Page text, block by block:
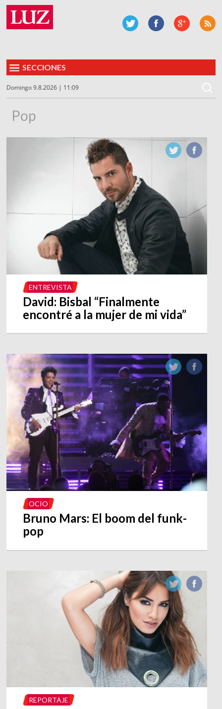
SECCIONES
Domingo 9.8.2026 | 11:09
Pop
ENTREVISTA
David: Bisbal “Finalmente
encontré a la mujer de mi vida”
OCIO
Bruno Mars: El boom del funk-
pop
REPORTAJE